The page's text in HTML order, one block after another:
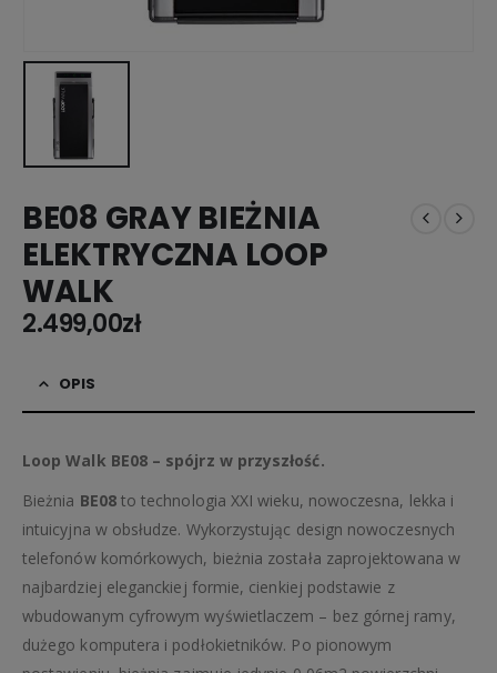
BE08 GRAY BIEŻNIA
ELEKTRYCZNA LOOP
WALK
2.499,00zł
OPIS
Loop Walk BE08 – spójrz w przyszłość.
Bieżnia BE08to technologia XXI wieku, nowoczesna, lekka i
intuicyjna w obsłudze. Wykorzystując design nowoczesnych
telefonów komórkowych, bieżnia została zaprojektowana w
najbardziej eleganckiej formie, cienkiej podstawie z
wbudowanym cyfrowym wyświetlaczem – bez górnej ramy,
dużego komputera i podłokietników. Po pionowym